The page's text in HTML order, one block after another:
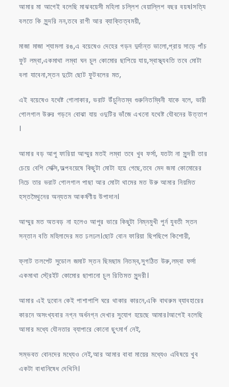
আমার মা আগেই বলেছি মাঝবয়েসী মহিলা চল্লিশ বেয়াল্লিশ বছর বয়ষ।সত্যি
বলতে কি সুন্দরি নন,তবে রাগী আর ব্যাক্তিত্বময়ী,
মাজা মাজা শ্যামলা রঙ,এ বয়েষেও দেহের গড়ন দুর্দান্ত ভালো,প্রায় সাড়ে পাঁচ
ফুট লম্বা,একমাথা লম্বা ঘন চুল কোমোর ছাপিয়ে যায়,স্বাস্থ্যবতি তবে মোটা
বলা যাবেনা,স্তন দুটো ছোট ফুটবলের মত,
এই বয়েষেও যথেষ্ট গোলাকার, ভরাট উঁচুনিতম্ব গুরুনিতম্বিনী যাকে বলে, ভারী
গোলগাল উরুর গড়নে বোঝা যায় ওদুটির ভাঁজে এখনো যথেষ্ট যৌবনের উত্তাপ
।
আমার বড় আপু ফারিয়া আম্মুর মতই লম্বা তবে খুব ফর্সা, যতটা না সুন্দরী তার
চেয়ে বেশি সেক্সি,অল্পবয়েষে কিছুটা মোটা হয়ে গেছে,তবে মেদ জমা কোমোরের
নিচে তার ভরাট গোলগাল পাছা আর মোটা থামের মত উরু আমার নিয়মিত
হস্তমৈথুনের অন্যতম আকর্ষণীয় উপাদান।
আম্মুর মত অতবড় না হলেও আপুর ভারে কিছুটা নিম্নমুখী পুর্ন যুবতী স্তন
সন্তান বতি মহিলাদের মত ঢলঢল।ছোট বোন ফারিয়া ছিপছিপে কিশোরী,
ফ্লাট তলপেট সুডোল জমাট স্তন ছিমছাম নিতম্ব,সুগঠিত উরু,লম্বা ফর্সা
একমাথা স্ট্রেইট কোমোর ছাপানো চুল রিতিমত সুন্দরী।
আমার এই দুবোন কেই পাশাপাশি ঘরে থাকার কারনে,একি বাথরুম ব্যাবহারের
কারনে অসংখ্যবার নগ্ন অর্ধনগ্ন দেখার সুযোগ হয়েছে আমার।আগেই বলেছি
আমার মধ্যে যৌনতার ব্যাপারে কোনো ছুৎমার্গ নেই,
সম্ভবত বোনদের মধ্যেও নেই,আর আমার বাবা মায়ের মধ্যেও এবিষয়ে খুব
একটা বাধানিষেধ দেখিনি।